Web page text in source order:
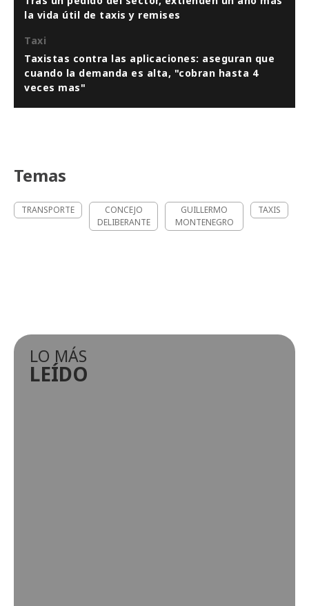
la vida útil de taxis y remises
Taxi
Taxistas contra las aplicaciones: aseguran que
cuando la demanda es alta, "cobran hasta 4
veces mas"
Temas
TRANSPORTE
CONCEJO
DELIBERANTE
GUILLERMO
MONTENEGRO
TAXIS
LO MÁS
LEÍDO